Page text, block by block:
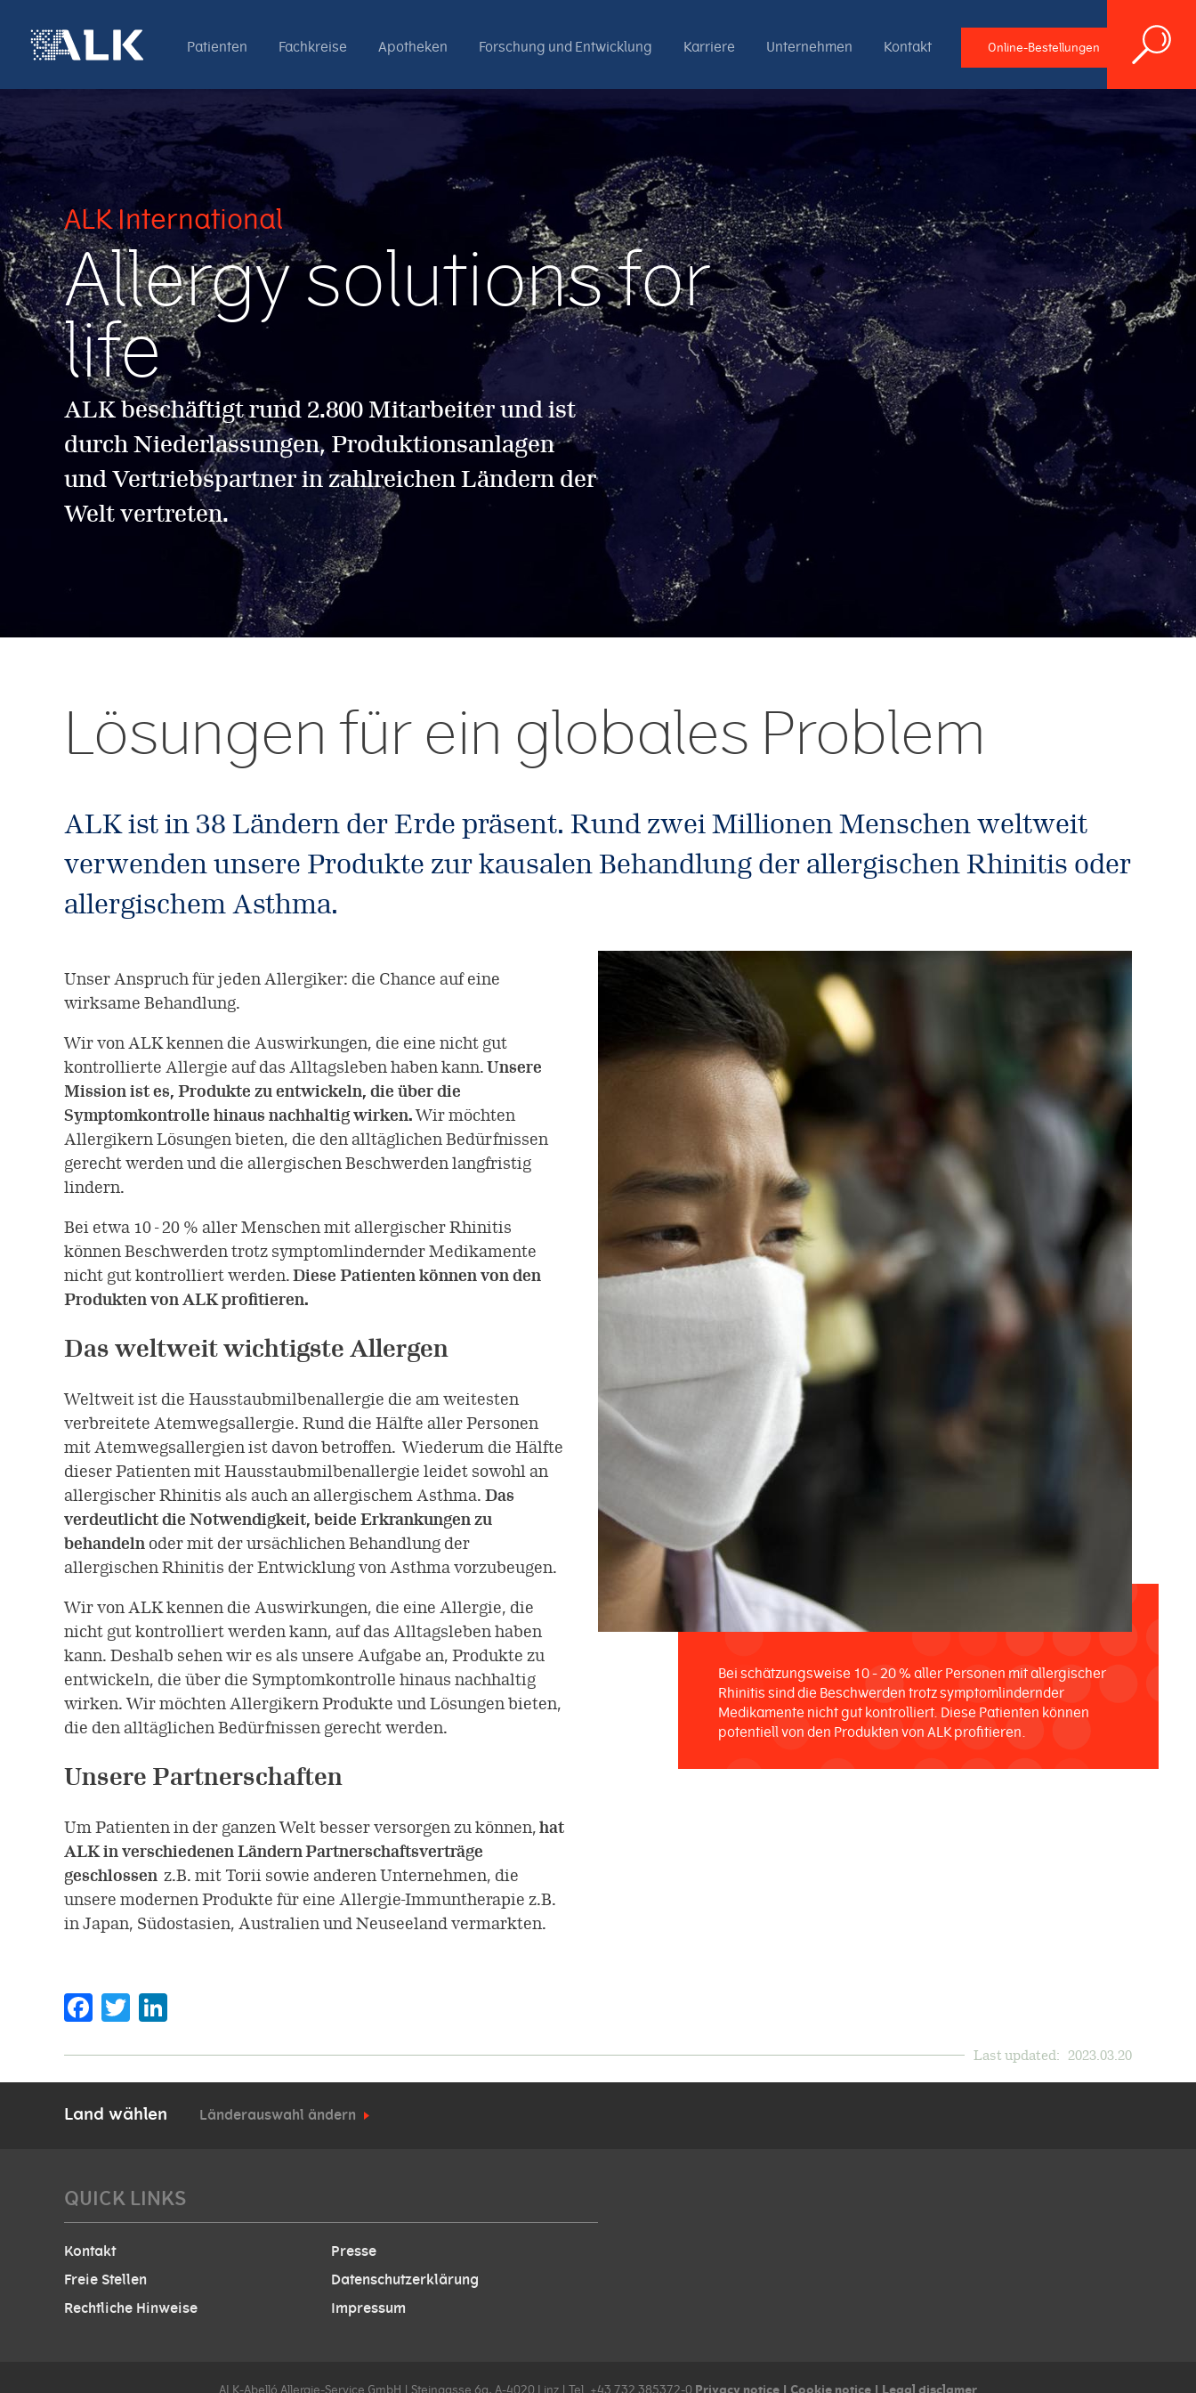
Patienten Fachkreise Apotheken Forschung und Entwicklung Karriere Unternehmen Kontakt Online-Bestellungen
ALK International
Allergy solutions for
life
ALK beschäftigt rund 2.800 Mitarbeiter und ist
durch Niederlassungen, Produktionsanlagen
und Vertriebspartner in zahlreichen Ländern der
Welt vertreten.
Lösungen für ein globales Problem
ALK ist in 38 Ländern der Erde präsent. Rund zwei Millionen Menschen weltweit
verwenden unsere Produkte zur kausalen Behandlung der allergischen Rhinitis oder
allergischem Asthma.
Unser Anspruch für jeden Allergiker: die Chance auf eine
wirksame Behandlung.
Wir von ALK kennen die Auswirkungen, die eine nicht gut
kontrollierte Allergie auf das Alltagsleben haben kann.Unsere
Mission ist es, Produkte zu entwickeln, die über die
Symptomkontrolle hinaus nachhaltig wirken.Wir möchten
Allergikern Lösungen bieten, die den alltäglichen Bedürfnissen
gerecht werden und die allergischen Beschwerden langfristig
lindern.
Bei etwa 10 - 20 % aller Menschen mit allergischer Rhinitis
können Beschwerden trotz symptomlindernder Medikamente
nicht gut kontrolliert werden.Diese Patienten können von den
Produkten von ALK profitieren.
Das weltweit wichtigste Allergen
Weltweit ist die Hausstaubmilbenallergie die am weitesten
verbreitete Atemwegsallergie. Rund die Hälfte aller Personen
mit Atemwegsallergien ist davon betroffen. Wiederum die Hälfte
dieser Patienten mit Hausstaubmilbenallergie leidet sowohl an
allergischer Rhinitis als auch an allergischem Asthma. Das
verdeutlicht die Notwendigkeit, beide Erkrankungen zu
behandelnoder mit der ursächlichen Behandlung der
allergischen Rhinitis der Entwicklung von Asthma vorzubeugen.
Wir von ALK kennen die Auswirkungen, die eine Allergie, die
nicht gut kontrolliert werden kann, auf das Alltagsleben haben
kann. Deshalb sehen wir es als unsere Aufgabe an, Produkte zu
entwickeln, die über die Symptomkontrolle hinaus nachhaltig
wirken. Wir möchten Allergikern Produkte und Lösungen bieten,
die den alltäglichen Bedürfnissen gerecht werden.
Unsere Partnerschaften
Um Patienten in der ganzen Welt besser versorgen zu können,hat
ALK in verschiedenen Ländern Partnerschaftsverträge
geschlossenz.B. mit Torii sowie anderen Unternehmen, die
unsere modernen Produkte für eine Allergie-Immuntherapie z.B.
in Japan, Südostasien, Australien und Neuseeland vermarkten.
Bei schätzungsweise 10 - 20 % aller Personen mit allergischer
Rhinitis sind die Beschwerden trotz symptomlindernder
Medikamente nicht gut kontrolliert. Diese Patienten können
potentiell von den Produkten von ALK profitieren.
Facebook
Twitter
Last updated: 2023.03.20
Land wählen Länderauswahl ändern
QUICK LINKS
Kontakt
Presse
Freie Stellen
Datenschutzerklärung
Rechtliche Hinweise
Impressum
ALK-Abelló Allergie-Service GmbH | Steingasse 6a, A-4020 Linz | Tel. +43 732 385372-0 Privacy notice | Cookie notice | Legal disclamer